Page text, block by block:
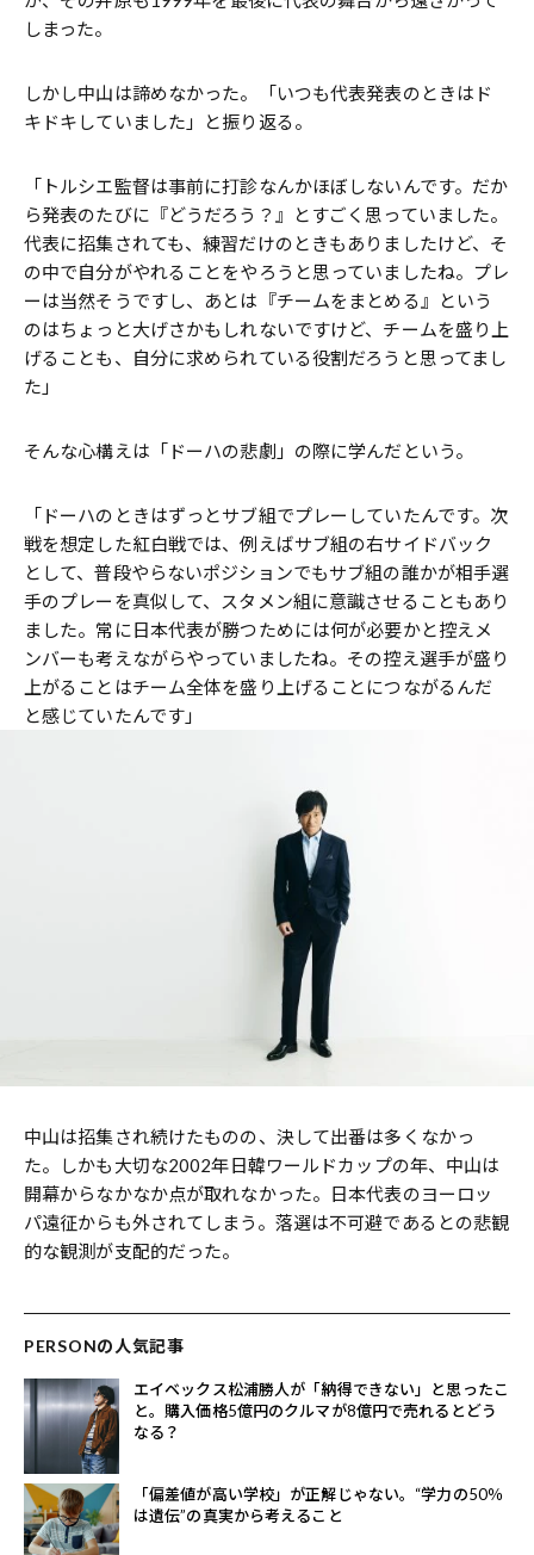
しまった。
しかし中山は諦めなかった。「いつも代表発表のときはド
キドキしていました」と振り返る。
「トルシエ監督は事前に打診なんかほぼしないんです。だか
ら発表のたびに『どうだろう？』とすごく思っていました。
代表に招集されても、練習だけのときもありましたけど、そ
の中で自分がやれることをやろうと思っていましたね。プレ
ーは当然そうですし、あとは『チームをまとめる』という
のはちょっと大げさかもしれないですけど、チームを盛り上
げることも、自分に求められている役割だろうと思ってまし
た」
そんな心構えは「ドーハの悲劇」の際に学んだという。
「ドーハのときはずっとサブ組でプレーしていたんです。次
戦を想定した紅白戦では、例えばサブ組の右サイドバック
として、普段やらないポジションでもサブ組の誰かが相手選
手のプレーを真似して、スタメン組に意識させることもあり
ました。常に日本代表が勝つためには何が必要かと控えメ
ンバーも考えながらやっていましたね。その控え選手が盛り
上がることはチーム全体を盛り上げることにつながるんだ
と感じていたんです」
中山は招集され続けたものの、決して出番は多くなかっ
た。しかも大切な2002年日韓ワールドカップの年、中山は
開幕からなかなか点が取れなかった。日本代表のヨーロッ
パ遠征からも外されてしまう。落選は不可避であるとの悲観
的な観測が支配的だった。
PERSONの人気記事
エイベックス松浦勝人が「納得できない」と思ったこ
と。購入価格5億円のクルマが8億円で売れるとどう
なる？
「偏差値が高い学校」が正解じゃない。“学力の50％
は遺伝”の真実から考えること